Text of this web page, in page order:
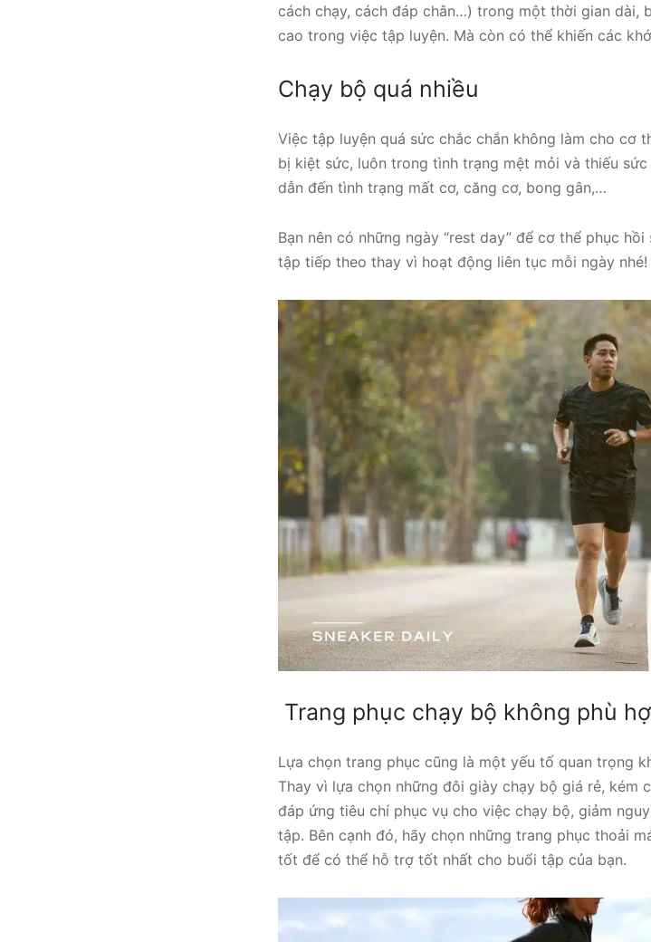
cách chạy, cách đáp chân…) trong một thời gian dài,
cao trong việc tập luyện. Mà còn có thể khiến các
Chạy bộ quá nhiều
Việc tập luyện quá sức chắc chắn không làm cho cơ
bị kiệt sức, luôn trong tình trạng mệt mỏi và thiếu
dẫn đến tình trạng mất cơ, căng cơ, bong gân,…
Bạn nên có những ngày “rest day” để cơ thể phục
tập tiếp theo thay vì hoạt động liên tục mỗi ngày nhé!
Trang phục chạy bộ không phù
Lựa chọn trang phục cũng là một yếu tố quan trọng
Thay vì lựa chọn những đôi giày chạy bộ giá rẻ, kém
đáp ứng tiêu chí phục vụ cho việc chạy bộ, giảm
tập. Bên cạnh đó, hãy chọn những trang phục thoải
tốt để có thể hỗ trợ tốt nhất cho buổi tập của bạn.